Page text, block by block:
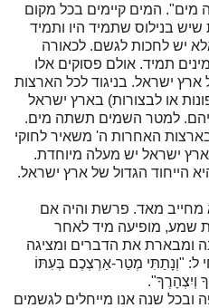
המים קיימים בכל מקום
בנילוס שתמיד היו ותמיד
יש לחכות לגשם. לכאורה
תמיד. אולם פסוקים אלו
ישראל. בניגוד לכל הארצות
או לבצורות) בארץ ישראל
למטר השמים תשתה מים.
האחרות ה' משאיר לחוקי
ישראל יש מעלה מיוחדת.
הייחוד הגדול של ארץ ישראל.
מחייב מאד. פרשת והיה אם
שמע, מופיעה מיד לאחר
ומבארת את הדברים ומציגה
ל: "וְנָתַתִּי מְטַר-אַרְצְכֶם בְּעִתּוֹ
וְיִצְהָרֶךָ".
ובכל שנה אנו מייחלים לגשמים